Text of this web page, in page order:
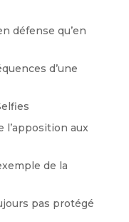
défense qu’en
d’une
l’apposition aux
de la
pas protégé